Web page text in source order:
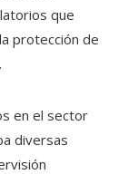
que
protección de
en el sector
diversas